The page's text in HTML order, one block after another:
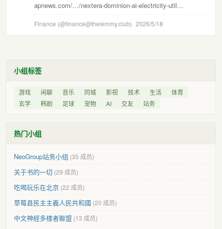
apnews.com/…/nextera-dominion-ai-electricity-util…
Finance (@finance@thelemmy.club) 2026/5/18
小组标签
游戏 闲聊 音乐 同城 影视 技术 生活
体育
玄学
韩剧 足球 宠物 AI 交友 站务
热门小组
NeoGroup站务小组 (35 成员)
关于书的一切 (29 成员)
吃喝玩乐在北京 (22 成员)
草莓县民主主義人民共和國 (20 成员)
中文神經多樣者聯盟 (13 成员)